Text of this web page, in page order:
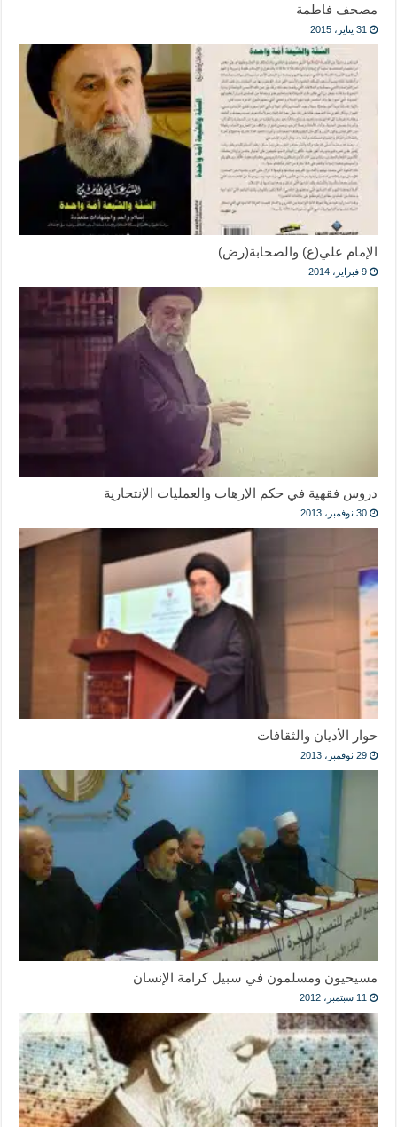
مصحف فاطمة
31 يناير، 2015
الإمام علي(ع) والصحابة(رض)
9 فبراير، 2014
دروس فقهية في حكم الإرهاب والعمليات الإنتحارية
30 نوفمبر، 2013
حوار الأديان والثقافات
29 نوفمبر، 2013
مسيحيون ومسلمون في سبيل كرامة الإنسان
11 سبتمبر، 2012